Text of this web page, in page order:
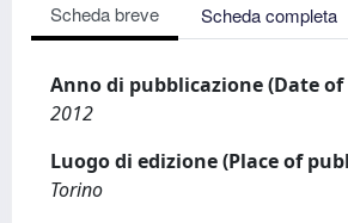
Scheda breve Scheda completa
Anno di pubblicazione (Date
2012
Luogo di edizione (Place of
Torino